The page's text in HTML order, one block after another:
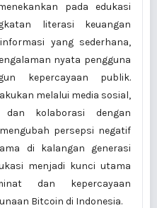
pada edukasi
literasi keuangan
yang sederhana,
nyata pengguna
kepercayaan publik.
melalui media sosial,
kolaborasi dengan
persepsi negatif
di kalangan generasi
menjadi kunci utama
dan kepercayaan
Bitcoin di Indonesia.